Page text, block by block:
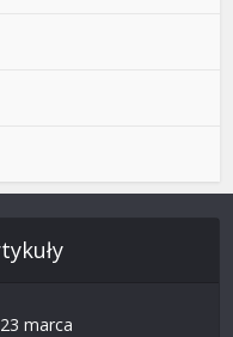
marca